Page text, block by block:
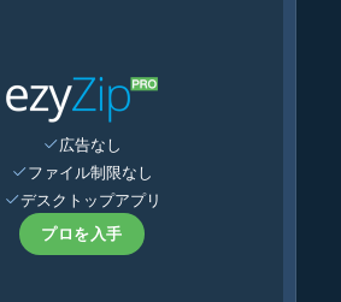
広告なし
ファイル制限なし
デスクトップアプリ
プロを入手